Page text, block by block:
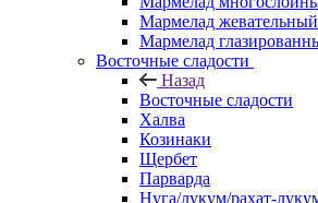
Мармелад жевательный
Мармелад
Восточные сладости
Назад
Восточные сладости
Халва
Козинаки
Щербет
Парварда
Нуга/лукум/рахат-